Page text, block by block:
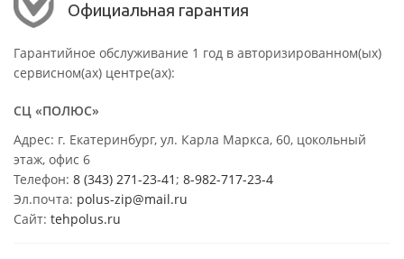
Официальная гарантия
Гарантийное обслуживание 1 год в авторизированном(ых)
сервисном(ах) центре(ах):
СЦ «ПОЛЮС»
Адрес: г. Екатеринбург, ул. Карла Маркса, 60, цокольный
этаж, офис 6
Телефон: 8 (343) 271-23-41; 8-982-717-23-4
Эл.почта: polus-zip@mail.ru
Сайт: tehpolus.ru